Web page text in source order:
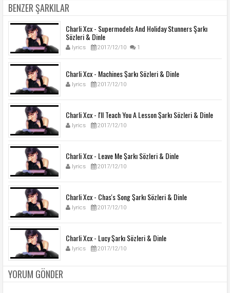
BENZER ŞARKILAR
Charli Xcx - Supermodels And Holiday Stunners Şarkı
Sözleri & Dinle
lyrics 2017/12/10 1
Charli Xcx - Machines Şarkı Sözleri & Dinle
lyrics 2017/12/10
Charli Xcx - I'll Teach You A Lesson Şarkı Sözleri & Dinle
lyrics 2017/12/10
Charli Xcx - Leave Me Şarkı Sözleri & Dinle
lyrics 2017/12/10
Charli Xcx - Chas's Song Şarkı Sözleri & Dinle
lyrics 2017/12/10
Charli Xcx - Lucy Şarkı Sözleri & Dinle
lyrics 2017/12/10
YORUM GÖNDER